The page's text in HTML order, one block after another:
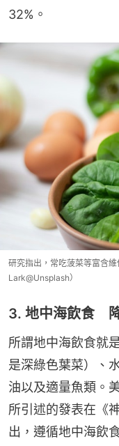
32%。
研究指出，常吃菠菜等富含
Lark@Unsplash）
3. 地中海飲食
所謂地中海飲食就
是深綠色葉菜）、
油以及適量魚類。
所引述的發表在《
出，遵循地中海飲